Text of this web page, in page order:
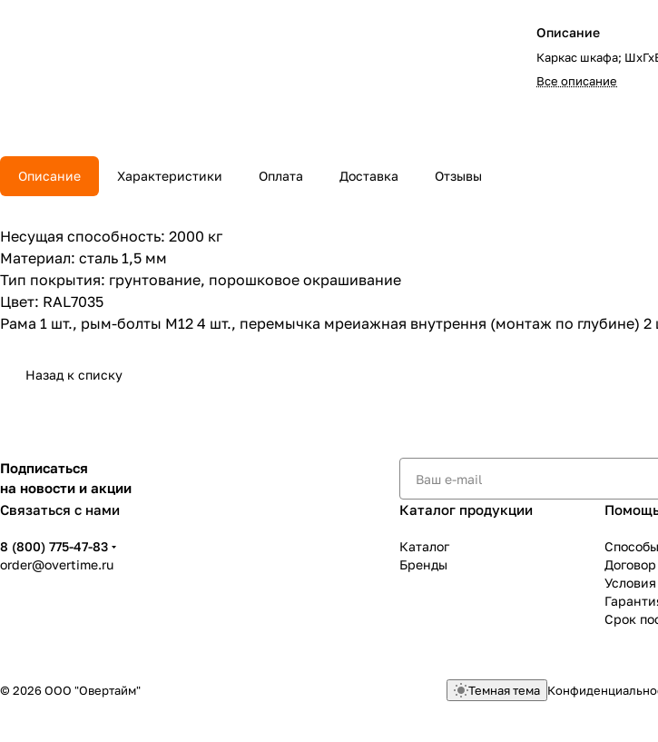
Описание
Каркас шкафа;
Все описание
Описание Характеристики Оплата Доставка Отзывы
Несущая способность: 2000 кг
Материал: сталь 1,5 мм
Тип покрытия: грунтование, порошковое окрашивание
Цвет: RAL7035
Рама 1 шт., рым-болты М12 4 шт., перемычка мреиажная внутрення (монтаж по глубине) 2
Назад к списку
Подписаться
на новости и акции
Связаться с нами
8 (800) 775-47-83
order@overtime.ru
Каталог продукции
Каталог
Бренды
Срок
© 2026 ООО "Овертайм" Темная тема